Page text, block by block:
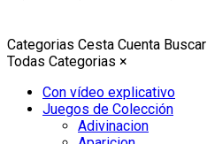
Categorias Cesta Cuenta Buscar
Todas Categorias ×
Con vídeo explicativo
Juegos de Colección
Adivinacion